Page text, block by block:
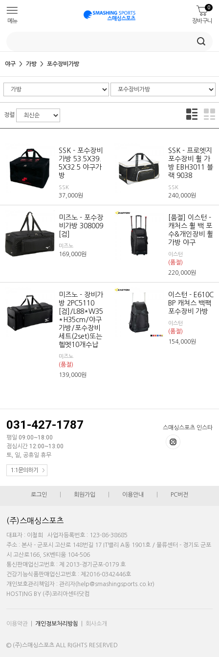
메뉴 장바구니
0
야구 가방 포수장비가방
정렬
SSK - 포수장비
가방 53.5X39.
5X32.5 야구가
방
SSK
37,000원
SSK - 프로엣지
포수장비 휠 가
방 EBH3011 블
랙 9038
SSK
240,000원
미즈노 - 포수장
비가방 308009
[검]
미즈노
169,000원
[품절] 이스턴 -
캐처스 휠 백 포
수&개인장비 휠
가방 야구
이스턴
(품절)
220,000원
미즈노 - 장비가
방 2PC5110
[검]/L88*W35
*H35cm/야구
가방/포수장비
세트(2set)또는
헬멧10개수납
미즈노
(품절)
139,000원
이스턴 - E610C
BP 캐쳐스 백팩
포수장비 가방
이스턴
(품절)
154,000원
스매싱스포츠 인스타
031-427-1787
평일 09:00~18:00
점심시간 12:00~13:00
토, 일, 공휴일 휴무
1:1문의하기
로그인 회원가입 이용안내 PC버전
(주)스매싱스포츠
대표자 : 이철희 사업자등록번호 : 123-86-38685
주소 : 본사 - 군포시 고산로 148번길 17 IT밸리 A동 1901호 / 물류센터 - 경기도 군포
시 고산로166, SK벤티움 104-506
통신판매업신고번호 : 제 2013-경기군포-0179 호
건강기능식품판매업신고번호 : 제2016-0342446호
개인보호관리책임자 : 관리자(help@smashingsports.co.kr)
HOSTING BY (주)코리아센터닷컴
이용약관 개인정보처리방침 회사소개
© (주)스매싱스포츠 ALL RIGHTS RESERVED